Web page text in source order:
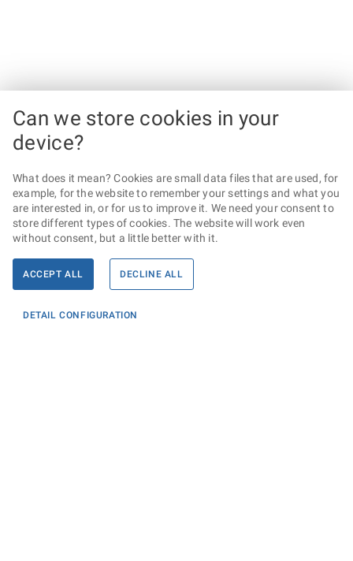
Can we store cookies in your
device?
What does it mean? Cookies are small data files that are used, for
example, for the website to remember your settings and what you
are interested in, or for us to improve it. We need your consent to
store different types of cookies. The website will work even
without consent, but a little better with it.
ACCEPT ALL DECLINE ALL
DETAIL CONFIGURATION